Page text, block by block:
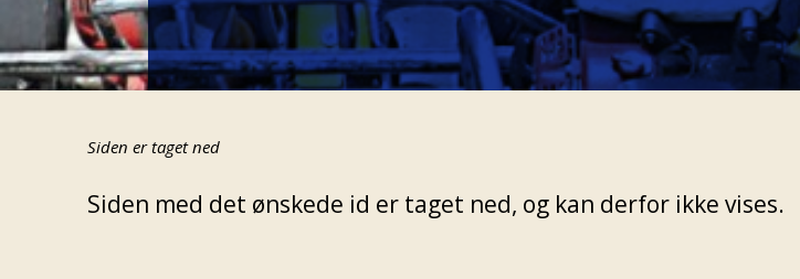
Siden er taget ned
Siden med det ønskede id er taget ned, og kan derfor ikke vises.